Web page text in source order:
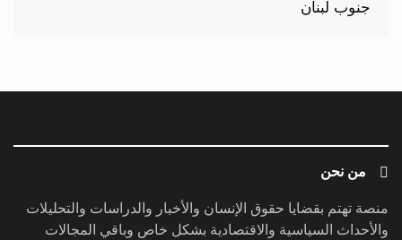
من نحن
منصة تهتم بقضايا حقوق الإنسان والأخبار والدراسات والتحليلات
والأحداث السياسية والاقتصادية بشكل خاص وباقي المجالات